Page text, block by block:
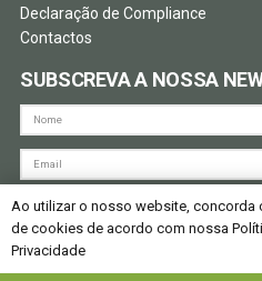
Declaração de Compliance
Contactos
SUBSCREVA A NOSSA
Aceito a recolha dos meus dados
Ao utilizar o nosso website, concorda
de cookies de acordo com nossa
Privacidade